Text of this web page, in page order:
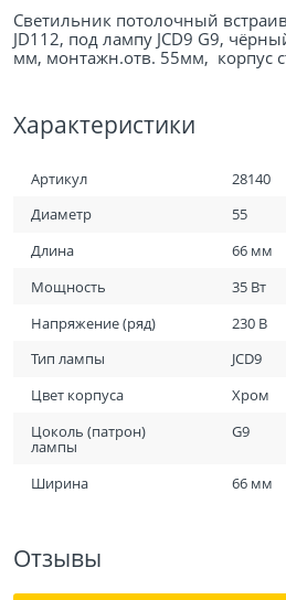
Светильник потолочный
JD112, под лампу JCD9 G9,
мм, монтажн.отв. 55мм, корпус
Характеристики
Артикул
28140
Диаметр
55
Длина
66 мм
Мощность
35 Вт
Напряжение (ряд)
230 В
Тип лампы
JCD9
Цвет корпуса
Хром
Цоколь (патрон)
лампы
G9
Ширина 66 мм
Отзывы